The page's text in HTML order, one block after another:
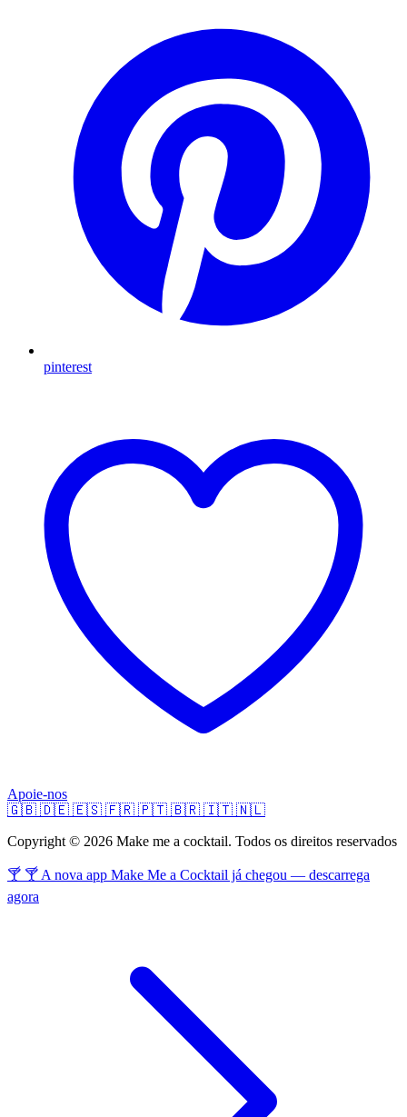
pinterest
Apoie-nos
🇬🇧 🇩🇪 🇪🇸 🇫🇷 🇵🇹 🇧🇷 🇮🇹 🇳🇱
Copyright © 2026 Make me a cocktail. Todos os direitos reservados
🍸 🍸 A nova app Make Me a Cocktail já chegou — descarrega
agora